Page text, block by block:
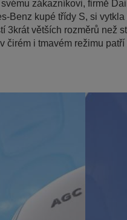
zákazníkovi, firmě
Benz kupé třídy S, si
3krát větších rozměrů než
čirém i tmavém režimu